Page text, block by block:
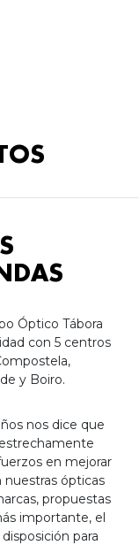
Óptico Tábora
con 5 centros
y Boiro.
nos dice que
en mejorar
nuestras ópticas
propuestas
importante, el
para